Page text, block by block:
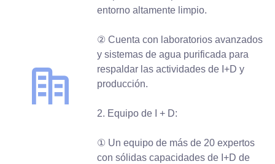
entorno altamente limpio.
② Cuenta con laboratorios avanzados
y sistemas de agua purificada para
respaldar las actividades de I+D y
producción.
2. Equipo de I + D:
① Un equipo de más de 20 expertos
con sólidas capacidades de I+D de